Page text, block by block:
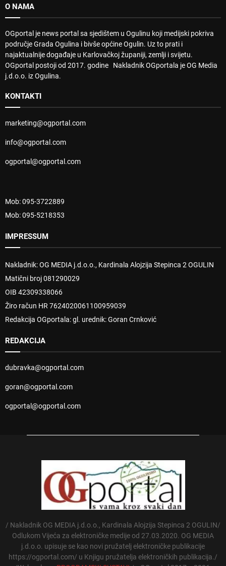
O NAMA
OGportal je news portal sa sjedištem u Ogulinu koji medijski pokriva
područje Grada Ogulina i bivše općine Ogulin. Uz to prati i
najaktualnije događaje u Karlovačkoj županiji, zemlji i svijetu.
OGportal postoji od 2017. godine Nakladnik OGportala je OG Media
j.d.o.o. iz Ogulina.
KONTAKTI
marketing@ogportal.com
info@ogportal.com
ogportal@ogportal.com
Mob: 095-3722889
Mob: 095-5218353
IMPRESSUM
Nakladnik: OG MEDIA j.d.o.o., Kardinala Alojzija Stepinca 2 OGULIN
Matični broj 081290029
OIB 42309338066
Žiro račun HR 7624020061100959039
Redakcija OGportala: gl. urednik: Goran Crnković
REDAKCIJA
dubravka@ogportal.com
goran@ogportal.com
ogportal@ogportal.com
/ Nakladnik OG MEDIA j.d.o.o., Kardinala Alojzija Stepinca 2 OGULIN/
Odlukom Vijeća za elektroničke medije od 27.03.2020. OG MEDIA
j.d.o.o. upisuje se kao novi pružatelj elektroničke publikacije
https://ogportal.com/ u Knjigu pružatelja elektroničkih publikacija./